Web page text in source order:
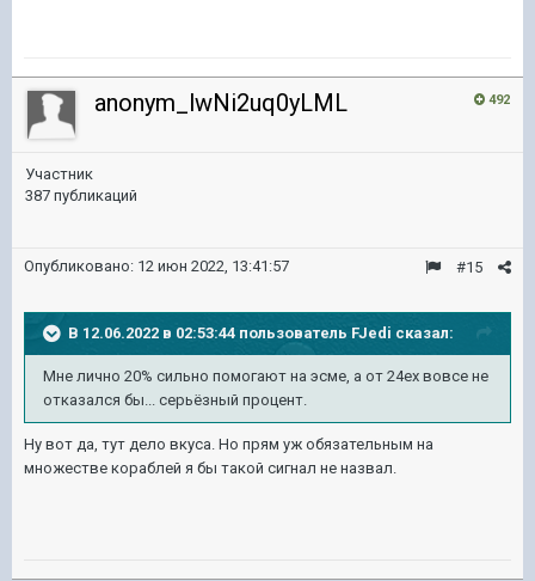
492
anonym_lwNi2uq0yLML
Участник
387 публикаций
#15
Опубликовано: 12 июн 2022, 13:41:57
В 12.06.2022 в 02:53:44 пользователь FJedi сказал:
Мне лично 20% сильно помогают на эсме, а от 24ех вовсе не
отказался бы... серьёзный процент.
Ну вот да, тут дело вкуса. Но прям уж обязательным на
множестве кораблей я бы такой сигнал не назвал.